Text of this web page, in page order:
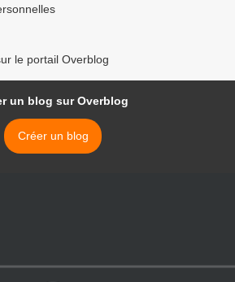
le portail Overblog
un blog sur Overblog
Créer un blog